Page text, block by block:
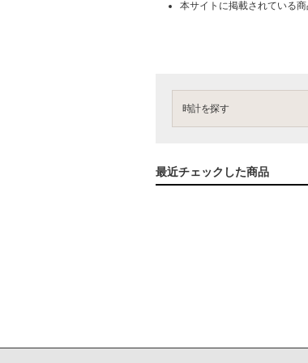
本サイトに掲載されている
時計を探す
最近チェックした商品